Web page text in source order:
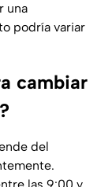
una
podría variar
cambiar
del